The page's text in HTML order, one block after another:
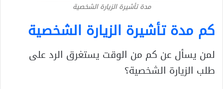
مدة تأشيرة الزيارة الشخصية
كم مدة تأشيرة الزيارة الشخصية
لمن يسأل عن كم من الوقت يستغرق الرد على
طلب الزيارة الشخصية؟